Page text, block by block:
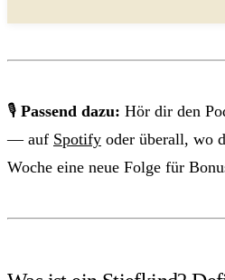
🎙 Passend dazu: Hör dir den
— auf Spotify oder überall, wo
Woche eine neue Folge für